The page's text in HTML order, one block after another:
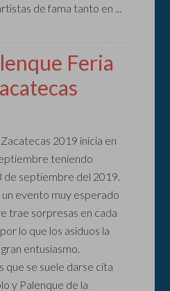
de fama tanto en ...
Feria
2019 inicia en
teniendo
de septiembre del 2019.
evento muy esperado
trae sorpresas en cada
lo que los asiduos la
entusiasmo.
que se suele darse cita
y Palenque de la